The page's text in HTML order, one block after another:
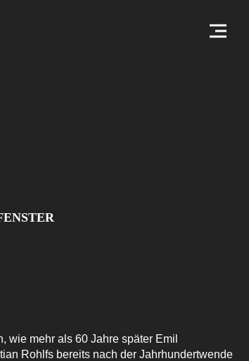
wie mehr als 60 Jahre später Emil
Rohlfs bereits nach der Jahrhundertwende